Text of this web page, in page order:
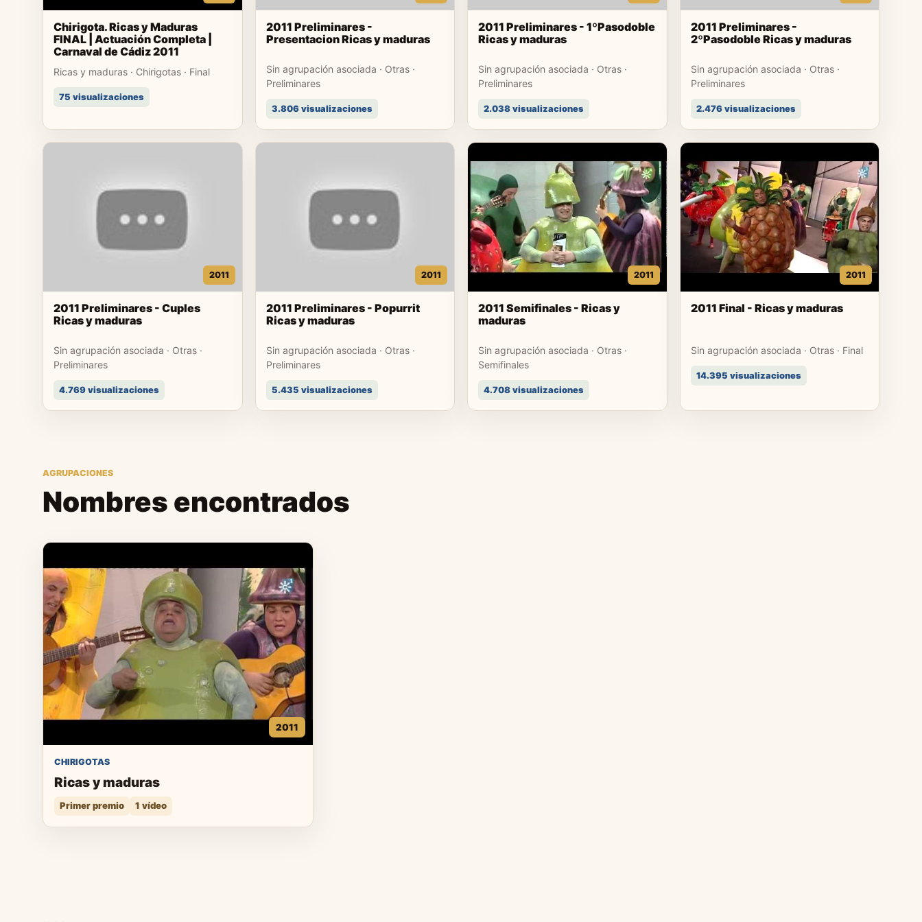
Chirigota. Ricas y Maduras
FINAL | Actuación Completa |
Carnaval de Cádiz 2011
Ricas y maduras · Chirigotas · Final
75 visualizaciones
2011 Preliminares -
Presentacion Ricas y maduras
Sin agrupación asociada · Otras ·
Preliminares
3.806 visualizaciones
2011 Preliminares - 1ºPasodoble
Ricas y maduras
Sin agrupación asociada · Otras ·
Preliminares
2.038 visualizaciones
2011 Preliminares -
2ºPasodoble Ricas y maduras
Sin agrupación asociada · Otras ·
Preliminares
2.476 visualizaciones
2011
2011 Preliminares - Cuples
Ricas y maduras
Sin agrupación asociada · Otras ·
Preliminares
4.769 visualizaciones
2011
2011 Preliminares - Popurrit
Ricas y maduras
Sin agrupación asociada · Otras ·
Preliminares
5.435 visualizaciones
2011
2011 Semifinales - Ricas y
maduras
Sin agrupación asociada · Otras ·
Semifinales
4.708 visualizaciones
2011
2011 Final - Ricas y maduras
Sin agrupación asociada · Otras · Final
14.395 visualizaciones
AGRUPACIONES
Nombres encontrados
2011
CHIRIGOTAS
Ricas y maduras
Primer premio 1 vídeo